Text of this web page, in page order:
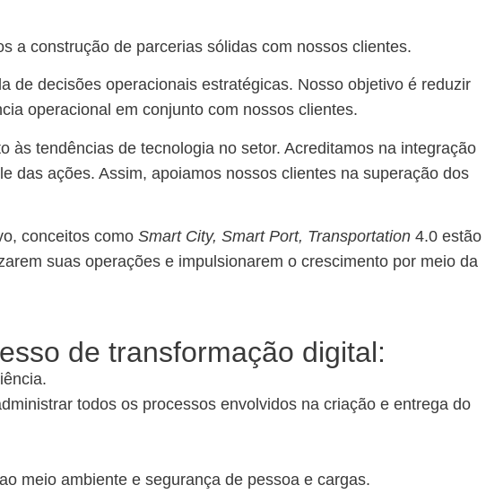
a construção de parcerias sólidas com nossos clientes.
de decisões operacionais estratégicas. Nosso objetivo é reduzir
operacional em conjunto com nossos clientes.
tendências de tecnologia no setor. Acreditamos na integração
das ações. Assim, apoiamos nossos clientes na superação dos
conceitos como Smart City, Smart Port, Transportation 4.0 estão
suas operações e impulsionarem o crescimento por meio da
de transformação digital:
todos os processos envolvidos na criação e entrega do
meio ambiente e segurança de pessoa e cargas.